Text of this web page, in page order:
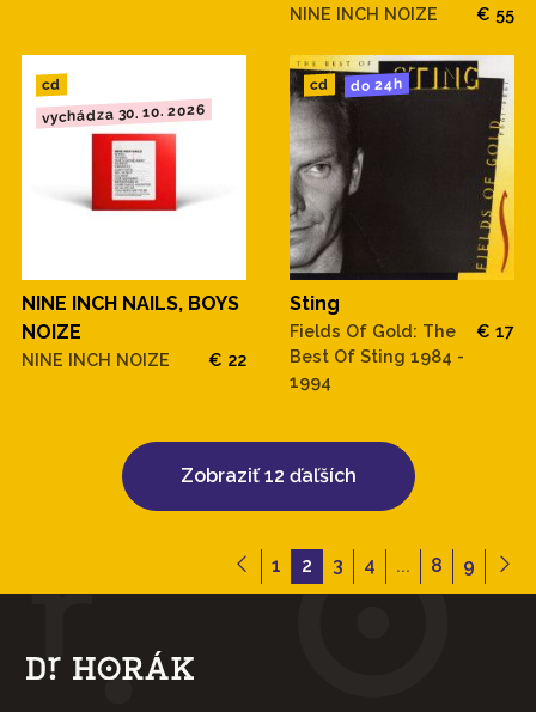
NINE INCH NOIZE € 55
cd
vychádza 30. 10. 2026
NINE INCH NAILS, BOYS
NOIZE
NINE INCH NOIZE € 22
cd do 24h
Sting
Fields Of Gold: The
Best Of Sting 1984 -
1994
€ 17
Zobraziť 12 ďaľších
1 2 3 4 ... 8 9